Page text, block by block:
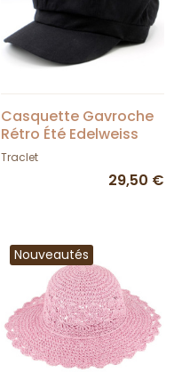
Casquette Gavroche
Rétro Été Edelweiss
Coton - Traclet
Traclet
29,50 €
Nouveautés